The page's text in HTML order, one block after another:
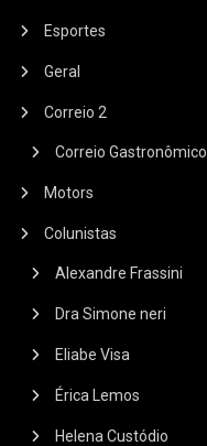
Esportes
Geral
Correio 2
Correio Gastronômico
Motors
Colunistas
Alexandre Frassini
Dra Simone neri
Eliabe Visa
Érica Lemos
Helena Custódio